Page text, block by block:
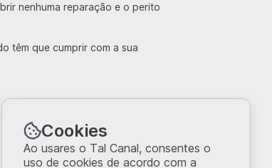
nenhuma reparação e o perito
têm que cumprir com a sua
Cookies
Ao usares o Tal Canal, consentes o
uso de cookies de acordo com a